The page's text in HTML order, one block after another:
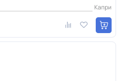
Капри